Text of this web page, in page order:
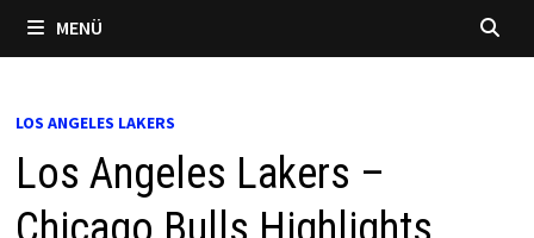
MENÜ
LOS ANGELES LAKERS
Los Angeles Lakers –